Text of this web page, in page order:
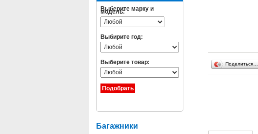
Поделиться…
Выберите марку и
модель:
Выбирите год:
Выберите товар:
Багажники